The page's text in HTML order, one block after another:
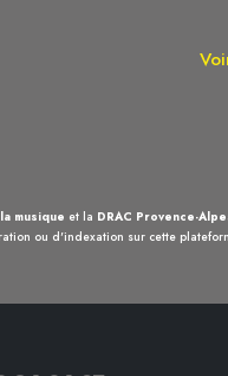
musique et la DRAC Provence-
ou d'indexation sur cette